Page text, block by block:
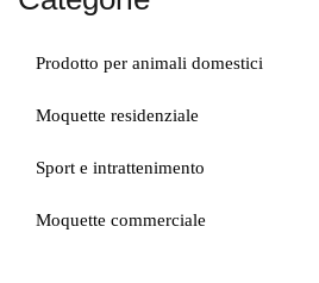
Prodotto per animali domestici
Moquette residenziale
Sport e intrattenimento
Moquette commerciale